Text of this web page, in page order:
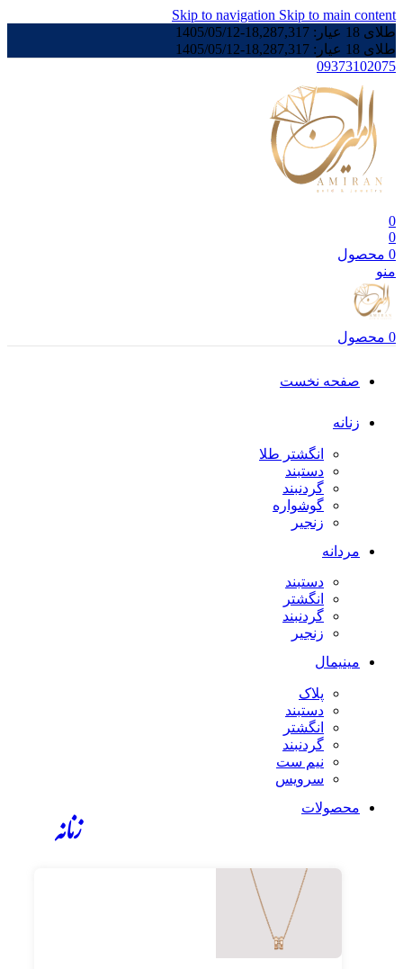
Skip to navigation Skip to main content
طلای 18 عیار:
18,287,317
-
1405/05/12
طلای 18 عیار:
18,287,317
-
1405/05/12
09373102075
0
0
0 محصول
منو
0 محصول
صفحه نخست
زنانه
انگشتر طلا
دستبند
گردنبند
گوشواره
زنجیر
مردانه
دستبند
انگشتر
گردنبند
زنجیر
مینیمال
پلاک
دستبند
انگشتر
گردنبند
نیم ست
سرویس
محصولات
زنانه